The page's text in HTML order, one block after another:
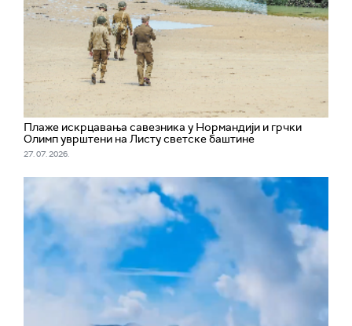
Плаже искрцавања савезника у Нормандији и грчки
Олимп уврштени на Листу светске баштине
27. 07. 2026.